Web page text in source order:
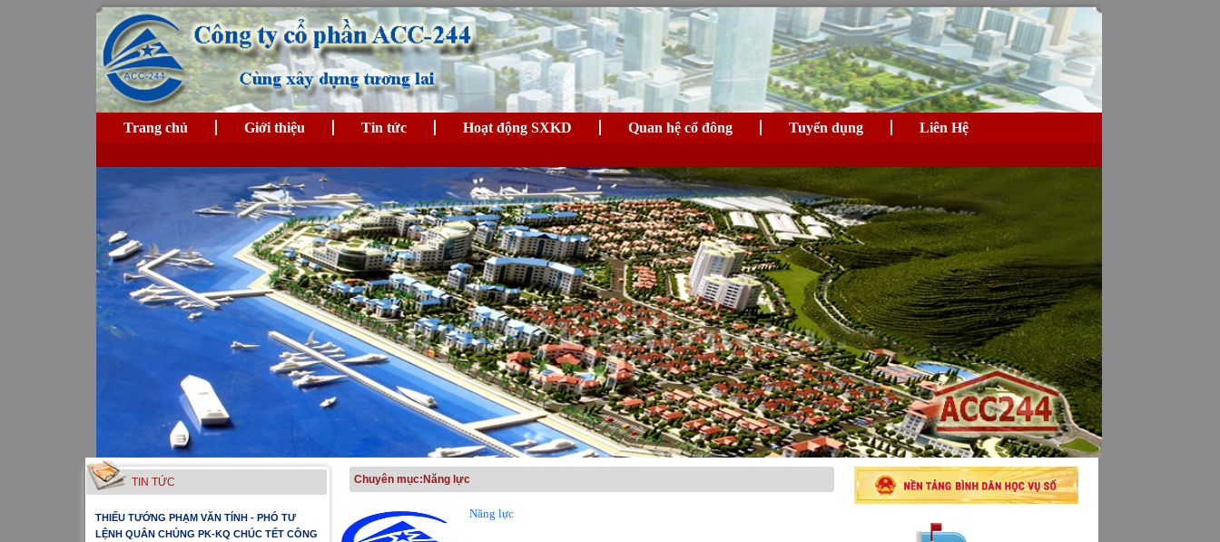
Trang chủ Giới thiệu Tin tức Hoạt động SXKD Quan hệ cổ đông Tuyển dụng Liên Hệ
TIN TỨC
THIẾU TƯỚNG PHẠM VĂN TÍNH - PHÓ TƯ
LỆNH QUÂN CHỦNG PK-KQ CHÚC TẾT CÔNG
Chuyên mục:Năng lực
Năng lực